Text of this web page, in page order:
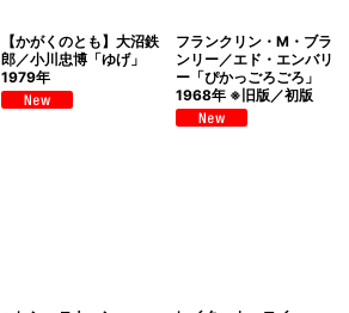
【かがくのとも】大沼鉄
郎／小川忠博「ゆげ」
1979年
フランクリン・M・ブラ
ンリー／エド・エンバリ
ー「ぴかっごろごろ」
1968年 ※旧版／初版